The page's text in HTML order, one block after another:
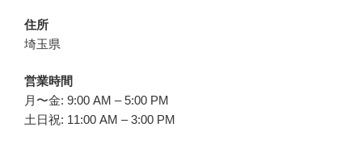
住所
埼玉県
営業時間
月〜金: 9:00 AM – 5:00 PM
土日祝: 11:00 AM – 3:00 PM